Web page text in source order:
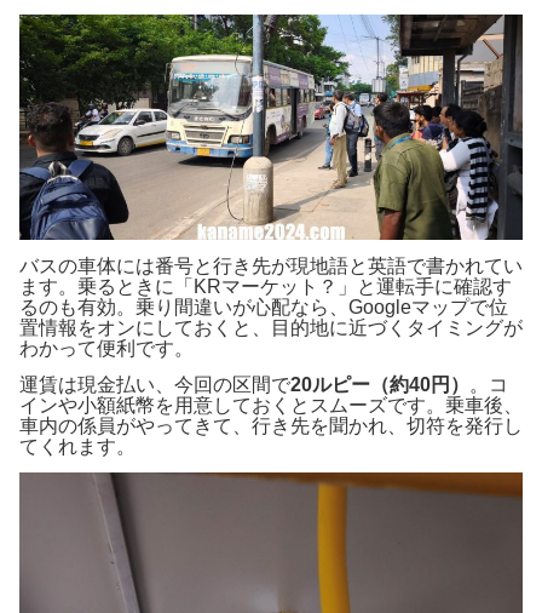
バスの車体には番号と行き先が現地語と英語で書かれてい
ます。乗るときに「KRマーケット？」と運転手に確認す
るのも有効。乗り間違いが心配なら、Googleマップで位
置情報をオンにしておくと、目的地に近づくタイミングが
わかって便利です。
運賃は現金払い、今回の区間で20ルピー（約40円）
。コ
インや小額紙幣を用意しておくとスムーズです。乗車後、
車内の係員がやってきて、行き先を聞かれ、切符を発行し
てくれます。